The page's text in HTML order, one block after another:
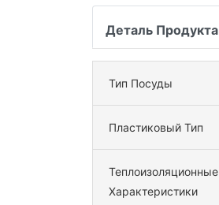
Деталь Продукта
Тип Посуды
Пластиковый Тип
Теплоизоляционные
Характеристики